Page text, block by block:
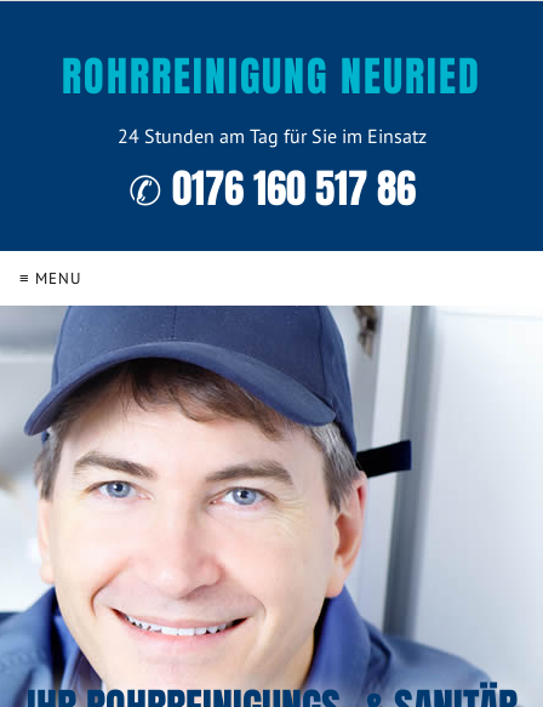
ROHRREINIGUNG NEURIED
24 Stunden am Tag für Sie im Einsatz
✆ 0176 160 517 86
≡ MENU